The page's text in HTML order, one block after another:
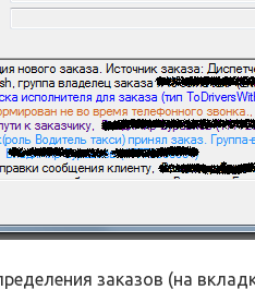
заказов (на